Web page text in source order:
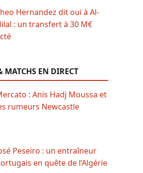
Hernandez dit oui à Al-
: un transfert à 30 M€
MATCHS EN DIRECT
: Anis Hadj Moussa et
rumeurs Newcastle
Peseiro : un entraîneur
en quête de l’Algérie